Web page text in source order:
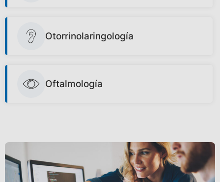
Otorrinolaringología
Oftalmología